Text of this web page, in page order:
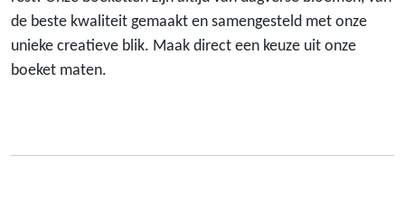
de beste kwaliteit gemaakt en samengesteld met onze
unieke creatieve blik. Maak direct een keuze uit onze
boeket maten.